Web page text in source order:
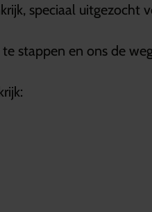
speciaal uitgezocht
stappen en ons de